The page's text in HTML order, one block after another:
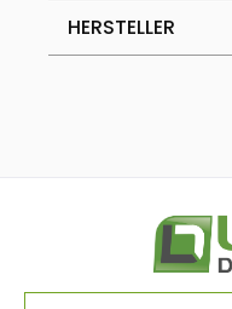
HERSTELLER